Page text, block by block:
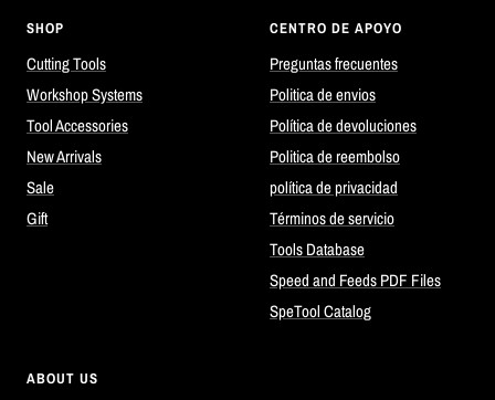
SHOP
Cutting Tools
Workshop Systems
Tool Accessories
New Arrivals
Sale
Gift
CENTRO DE APOYO
Preguntas frecuentes
Politica de envios
Política de devoluciones
Politica de reembolso
política de privacidad
Términos de servicio
Tools Database
Speed and Feeds PDF Files
SpeTool Catalog
ABOUT US